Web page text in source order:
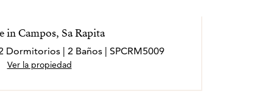
in Campos, Sa Rapita
Dormitorios | 2 Baños | SPCRM5009
Ver la propiedad